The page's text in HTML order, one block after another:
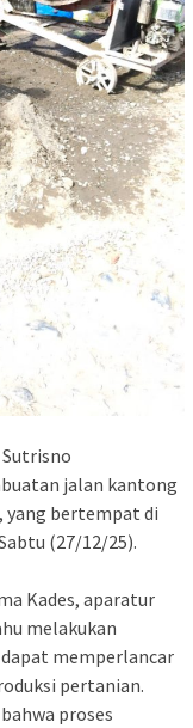
jalan kantong
yang bertempat di
(27/12/25).
Kades, aparatur
melakukan
memperlancar
pertanian.
proses